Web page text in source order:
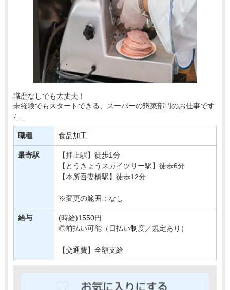
職歴なしでも大丈夫！
未経験でもスタートできる、スーパーの惣菜部門のお仕事です
♪
揚げ物やお弁当を詰める、商品を陳列！
今回ご就業される店舗は、
新商品が一番早く並ぶ店舗！
職種 食品加工
最寄駅
【押上駅】徒歩1分
【とうきょうスカイツリー駅】徒歩6分
【本所吾妻橋駅】徒歩12分
※変更の範囲：なし
給与
(時給)1550円
◎前払い可能（日払い制度／規定あり）
【交通費】全額支給